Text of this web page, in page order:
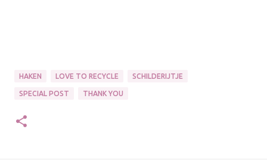
HAKEN LOVE TO RECYCLE SCHILDERIJTJE
SPECIAL POST THANK YOU